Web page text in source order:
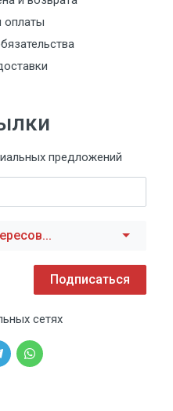
предложений
Подписаться
сетях